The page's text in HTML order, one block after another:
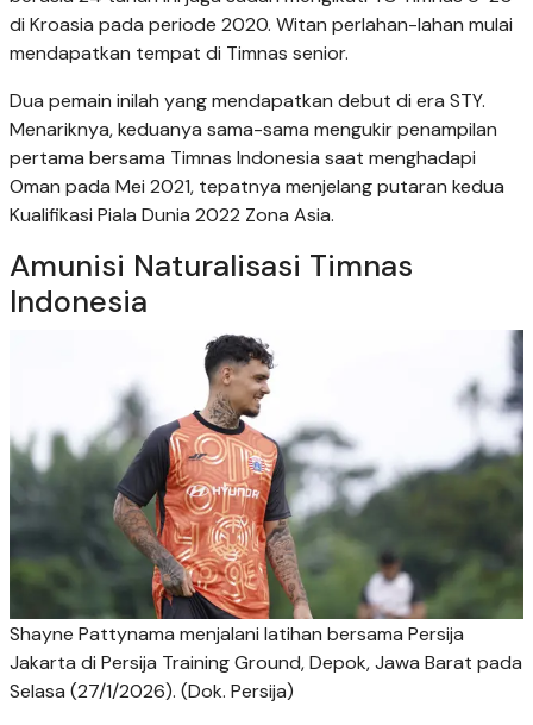
di Kroasia pada periode 2020. Witan perlahan-lahan mulai
mendapatkan tempat di Timnas senior.
Dua pemain inilah yang mendapatkan debut di era STY.
Menariknya, keduanya sama-sama mengukir penampilan
pertama bersama Timnas Indonesia saat menghadapi
Oman pada Mei 2021, tepatnya menjelang putaran kedua
Kualifikasi Piala Dunia 2022 Zona Asia.
Amunisi Naturalisasi Timnas
Indonesia
Shayne Pattynama menjalani latihan bersama Persija
Jakarta di Persija Training Ground, Depok, Jawa Barat pada
Selasa (27/1/2026). (Dok. Persija)